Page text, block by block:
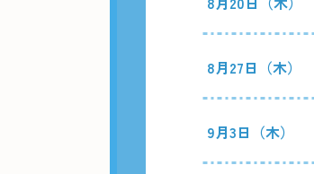
8月27日（木）
9月3日（木）